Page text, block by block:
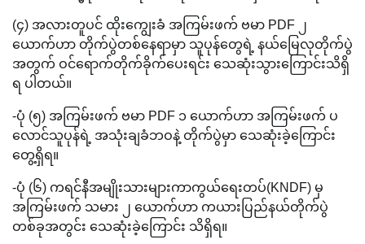
(၄) အလားတူပင် ထိုးကျွေးခံ အကြမ်းဖက် ဗမာ PDF ၂
ယောက်ဟာ တိုက်ပွဲတစ်နေရာမှာ သူပုန်တွေရဲ့ နယ်မြေလုတိုက်ပွဲ
အတွက် ဝင်ရောက်တိုက်ခိုက်ပေးရင်း သေဆုံးသွားကြောင်းသိရှိ
ရ ပါတယ်။
-ပုံ (၅) အကြမ်းဖက် ဗမာ PDF ၁ ယောက်ဟာ အကြမ်းဖက် ပ
လောင်သူပုန်ရဲ့ အသုံးချခံဘဝနဲ့ တိုက်ပွဲမှာ သေဆုံးခဲ့ကြောင်း
တွေ့ရှိရ။
-ပုံ (၆) ကရင်နီအမျိုးသားများကာကွယ်ရေးတပ်(KNDF) မှ
အကြမ်းဖက် သမား ၂ ယောက်ဟာ ကယားပြည်နယ်တိုက်ပွဲ
တစ်ခုအတွင်း သေဆုံးခဲ့ကြောင်း သိရှိရ။